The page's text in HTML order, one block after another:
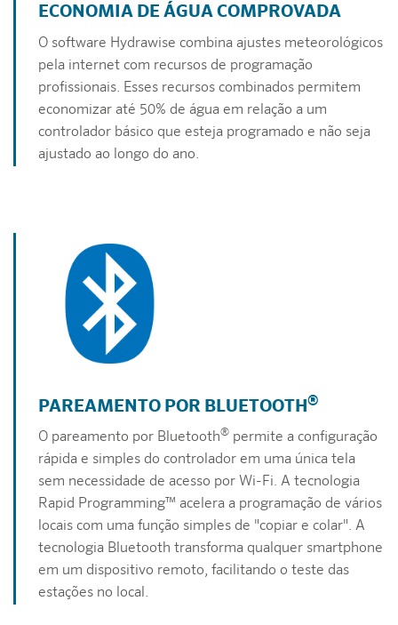
ECONOMIA DE ÁGUA COMPROVADA
O software Hydrawise combina ajustes meteorológicos
pela internet com recursos de programação
profissionais. Esses recursos combinados permitem
economizar até 50% de água em relação a um
controlador básico que esteja programado e não seja
ajustado ao longo do ano.
PAREAMENTO POR BLUETOOTH ®
O pareamento por Bluetooth® permite a configuração
rápida e simples do controlador em uma única tela
sem necessidade de acesso por Wi-Fi. A tecnologia
Rapid Programming™ acelera a programação de vários
locais com uma função simples de "copiar e colar". A
tecnologia Bluetooth transforma qualquer smartphone
em um dispositivo remoto, facilitando o teste das
estações no local.